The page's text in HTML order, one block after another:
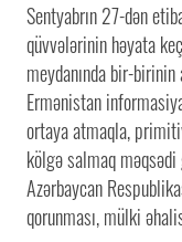
Sentyabrın 27-dən
qüvvələrinin həyata
meydanında bir-
Ermənistan
ortaya atmaqla,
kölgə salmaq
Azərbaycan
qorunması, mülki